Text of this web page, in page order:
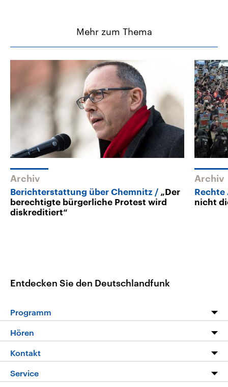
Mehr zum Thema
Archiv
Berichterstattung über Chemnitz
„Der
berechtigte bürgerliche Protest wird
diskreditiert“
Archiv
nicht
Entdecken Sie den Deutschlandfunk
Programm
Programm
Die Nachrichten
Nachrichtenleicht
Hören
Livestream
Podcasts
Kontakt
Hörerservice
Service